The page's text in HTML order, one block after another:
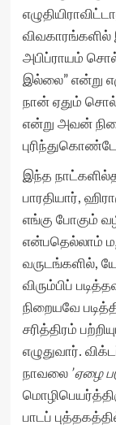
விவகாரங்களில்
அபிப்ராயம்
இல்லை” என்று
நான் ஏதும்
என்று அவன்
இந்த
பாரதியார்,
எங்கு போகும்
என்பதெல்லாம்
வருடங்களில்,
விரும்பிப்
நிறையவே
சரித்திரம்
எழுதுவார்.
நாவலை ’ஏழை
பாடப்